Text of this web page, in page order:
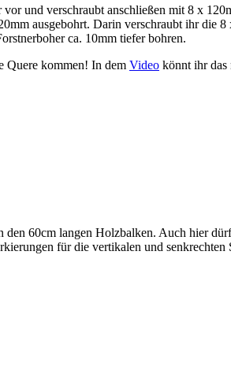
und verschraubt anschließen mit 8 x
ausgebohrt. Darin verschraubt ihr die
ca. 10mm tiefer bohren.
Quere kommen! In dem Video könnt ihr das
60cm langen Holzbalken. Auch hier
für die vertikalen und senkrechten